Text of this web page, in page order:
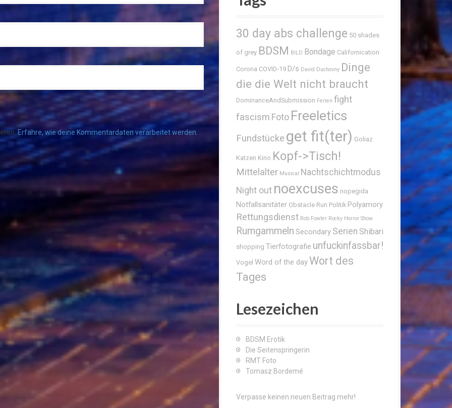
Erfahre, wie deine Kommentardaten verarbeitet werden.
30 day abs challenge 50 shades
of grey BDSM BILD Bondage Californication
Corona COVID-19 D/s David Duchovny Dinge
die die Welt nicht braucht
DominanceAndSubmission Ferien fight
fascism Foto Freeletics
Fundstücke get fit(ter) Goliaz
Katzen Kino Kopf->Tisch!
Mittelalter Musical Nachtschichtmodus
Night out noexcuses nopegida
Notfallsanitäter Obstacle Run Politik Polyamory
Rettungsdienst Rob Fowler Rocky Horror Show
Rumgammeln Secondary Serien Shibari
shopping Tierfotografie unfuckinfassbar!
Vogel Word of the day Wort des
Tages
Lesezeichen
BDSM Erotik
Die Seitenspringerin
RMT Foto
Tomasz Bordemé
Verpasse keinen neuen Beitrag mehr!